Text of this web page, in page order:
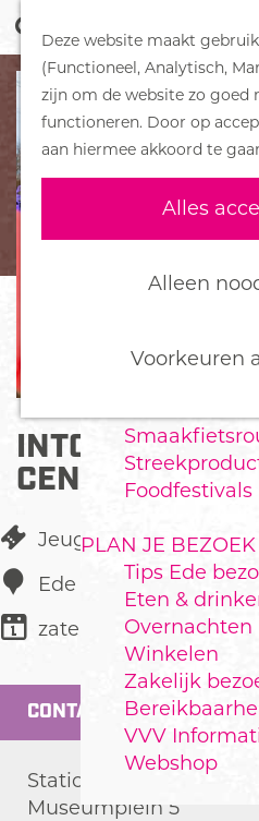
Deze website maakt
(Functioneel, Analytisch,
zijn om de website zo goed
functioneren. Door op
aan hiermee akkoord te
Alles
Alleen
Voorkeuren
G
a
a
a
r
d
e
p
g
e
o
e
k
e
n
M
e
n
u
DORPEN
Bennekom
De Klomp
Deelen
Ederveen
Harskamp
Hoenderloo
Wekerom
Foodfestivals
PLAN JE BEZOEK
Tips Ede
Eten &
Overnachten
Winkelen
Zakelijk
VVV
Webshop
INTOCHT
CENTRUM
Jeugdfestival
Ede
zaterdag 14 november
CONTACT
Station Ede Centrum
Museumplein 5